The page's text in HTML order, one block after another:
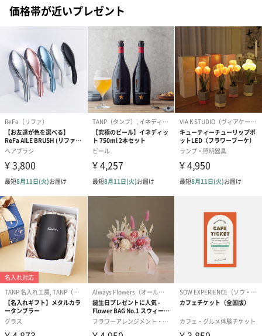
価格帯が近いプレゼント